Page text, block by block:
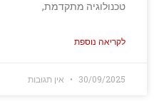
טכנולוגיה מתקדמת,
לקריאה נוספת
30/09/2025 אין תגובות